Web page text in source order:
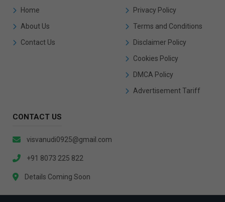
Home
About Us
Contact Us
Privacy Policy
Terms and Conditions
Disclaimer Policy
Cookies Policy
DMCA Policy
Advertisement Tariff
CONTACT US
visvanudi0925@gmail.com
+91 8073 225 822
Details Coming Soon